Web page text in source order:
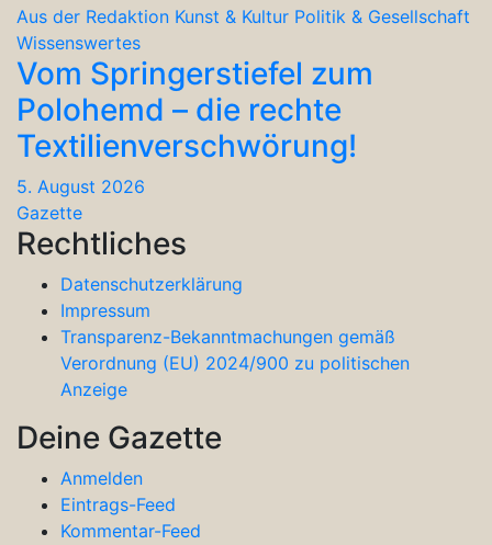
Aus der Redaktion Kunst & Kultur Politik & Gesellschaft
Wissenswertes
Vom Springerstiefel zum
Polohemd – die rechte
Textilienverschwörung!
5. August 2026
Gazette
Rechtliches
Datenschutzerklärung
Impressum
Transparenz-Bekanntmachungen gemäß
Verordnung (EU) 2024/900 zu politischen
Anzeige
Deine Gazette
Anmelden
Eintrags-Feed
Kommentar-Feed